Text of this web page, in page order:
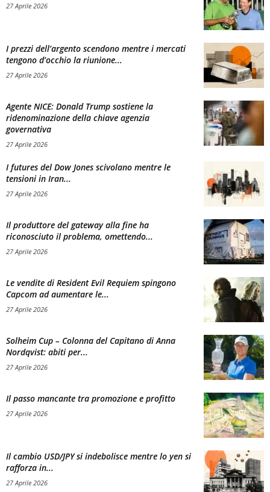
27 Aprile 2026
I prezzi dell’argento scendono mentre i mercati
tengono d’occhio la riunione...
27 Aprile 2026
Agente NICE: Donald Trump sostiene la
ridenominazione della chiave agenzia
governativa
27 Aprile 2026
I futures del Dow Jones scivolano mentre le
tensioni in Iran...
27 Aprile 2026
Il produttore del gateway alla fine ha
riconosciuto il problema, omettendo...
27 Aprile 2026
Le vendite di Resident Evil Requiem spingono
Capcom ad aumentare le...
27 Aprile 2026
Solheim Cup – Colonna del Capitano di Anna
Nordqvist: abiti per...
27 Aprile 2026
Il passo mancante tra promozione e profitto
27 Aprile 2026
Il cambio USD/JPY si indebolisce mentre lo yen si
rafforza in...
27 Aprile 2026